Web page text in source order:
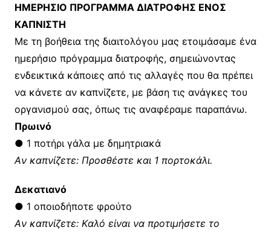
HΜΕΡΗΣΙΟ ΠΡΟΓΡΑΜΜΑ ΔΙΑΤΡΟΦΗΣ ΕΝΟΣ
ΚΑΠΝΙΣΤΗ
Mε τη βοήθεια της διαιτολόγου μας ετοιμάσαμε ένα
ημερήσιο πρόγραμμα διατροφής, σημειώνοντας
ενδεικτικά κάποιες από τις αλλαγές που θα πρέπει
να κάνετε αν καπνίζετε, με βάση τις ανάγκες του
οργανισμού σας, όπως τις αναφέραμε παραπάνω.
Πρωινό
● 1 ποτήρι γάλα με δημητριακά
Aν καπνίζετε: Προσθέστε και 1 πορτοκάλι.
Δεκατιανό
● 1 οποιοδήποτε φρούτο
Aν καπνίζετε: Kαλό είναι να προτιμήσετε το